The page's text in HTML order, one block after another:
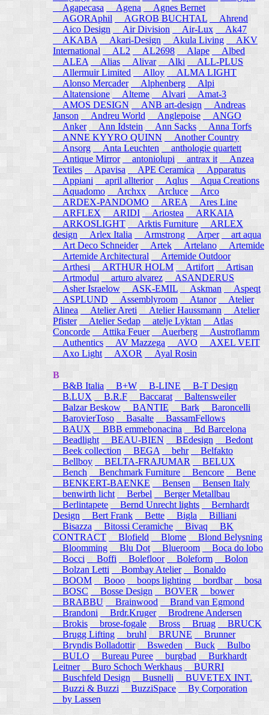
Agapecasa
Agena
Agnes Bernet
AGORAphil
AGROB BUCHTAL
Ahrend
Aico Design
Air Division Air-Lux
Ak47
AKABA
Akari-Design Akula Living
AKV
International
AL2 AL2698 Alape
Albed
ALEA
Alias Alivar Alki
ALL-PLUS
Allermuir Limited
Alloy
ALMA LIGHT
Alonso Mercader
Alphenberg
Alpi
Altatensione
Alteme Alvari
Amat-3
AMOS DESIGN
ANB art-design
Andreas
Janson
Andreu World Anglepoise
ANGO
Anker
Ann Idstein Ann Sacks
Anna Torfs
ANNE KYYRO QUINN
Another Country
Ansorg
Anta Leuchten
anthologie quartett
Antique Mirror
antoniolupi antrax it
Anzea
Textiles
Apavisa APE Ceramica
Apparatus
Appiani
april allterior Aqlus Aqua Creations
Aquadomo
Archxx Arcluce
Arco
ARDEX-PANDOMO
AREA
Ares Line
ARFLEX
ARIDI Ariostea
ARKAIA
ARKOSLIGHT
Arktis Furniture
ARLEX
design
Arlex Italia Armstrong Arper
art aqua
Art Deco Schneider
Artek Artelano
Artemide
Artemide Architectural
Artemide Outdoor
Arthesi
ARTHUR HOLM Artifort
Artisan
Artmodul
arturo alvarez
ASANDERUS
Asher Israelow
ASK-EMIL Askman
Aspeqt
ASPLUND
Assemblyroom Atanor
Atelier
Alinea
Atelier Areti Atelier Haussmann
Atelier
Pfister
Atelier Sedap atelje Lyktan
Atlas
Concorde
Attika Feuer Auerberg
Austroflamm
Authentics
AV Mazzega AVO
AXEL VEIT
Axo Light
AXOR Ayal Rosin
B
B&B Italia
B+W B-LINE
B-T Design
B.LUX
B.R.F Baccarat
Baltensweiler
Balzar Beskow
BANTIE Bark
Baroncelli
BarovierToso
Basalte
BassamFellows
BAUX
BBB emmebonacina
Bd Barcelona
Beadlight
BEAU-BIEN BEdesign
Bedont
Beek collection
BEGA behr
Belfakto
Bellboy
BELTA-FRAJUMAR
BELUX
Bench
Benchmark Furniture Bencore
Bene
BENKERT-BAENKE
Bensen
Bensen Italy
benwirth licht
Berbel
Berger Metallbau
Berlintapete
Bernd Unrecht lights
Bernhardt
Design
Bert Frank Bette Bigla
Billiani
Bisazza
Bitossi Ceramiche Bivaq
BK
CONTRACT
Blofield Blome Blond Belysning
Bloomming
Blu Dot Blueroom
Boca do lobo
Bocci
Boffi Bolefloor Boleform
Bolon
Bolzan Letti
Bombay Atelier
Bonaldo
BOOM
Booo boops lighting bordbar
bosa
BOSC
Bosse Design BOVER
bower
BRABBU
Brainwood
Brand van Egmond
Brandoni
Brdr.Kruger
Brodrene Andersen
Brokis
brose-fogale Bross Bruag
BRUCK
Brugg Lifting
bruhl BRUNE
Brunner
Bryndis Bolladottir
Bsweden Buck
Bulbo
BULO
Bureau Puree burgbad
Burkhardt
Leitner
Buro Schoch Werkhaus
BURRI
Buschfeld Design
Busnelli
BUVETEX INT.
Buzzi & Buzzi
BuzziSpace By Corporation
by Lassen